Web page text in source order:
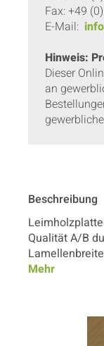
Fax: +49
E-Mail:
Hinweis:
Dieser
an
Beschreibung
Qualität A/B
Mehr